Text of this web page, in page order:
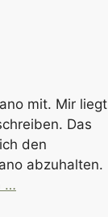
mit. Mir liegt
Das
den
abzuhalten.
…